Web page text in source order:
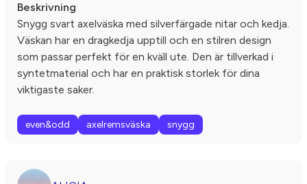
Beskrivning
Snygg svart axelväska med silverfärgade nitar och kedja.
Väskan har en dragkedja upptill och en stilren design
som passar perfekt för en kväll ute. Den är tillverkad i
syntetmaterial och har en praktisk storlek för dina
viktigaste saker.
even&odd axelremsväska snygg